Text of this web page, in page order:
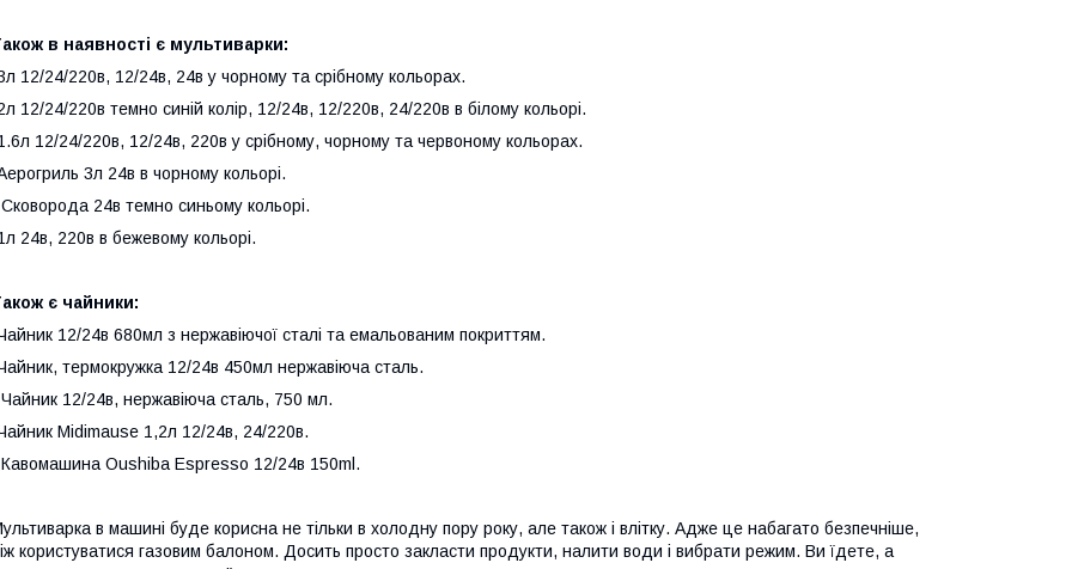
в наявності є мультиварки:
12/24/220в, 12/24в, 24в у чорному та срібному кольорах.
12/24/220в темно синій колір, 12/24в, 12/220в, 24/220в в білому кольорі.
12/24/220в, 12/24в, 220в у срібному, чорному та червоному кольорах.
3л 24в в чорному кольорі.
24в темно синьому кольорі.
24в, 220в в бежевому кольорі.
є чайники:
12/24в 680мл з нержавіючої сталі та емальованим покриттям.
термокружка 12/24в 450мл нержавіюча сталь.
12/24в, нержавіюча сталь, 750 мл.
Midimause 1,2л 12/24в, 24/220в.
Oushiba Espresso 12/24в 150ml.
в машині буде корисна не тільки в холодну пору року, але також і влітку. Адже це набагато безпечніше,
користуватися газовим балоном. Досить просто закласти продукти, налити води і вибрати режим. Ви їдете, а